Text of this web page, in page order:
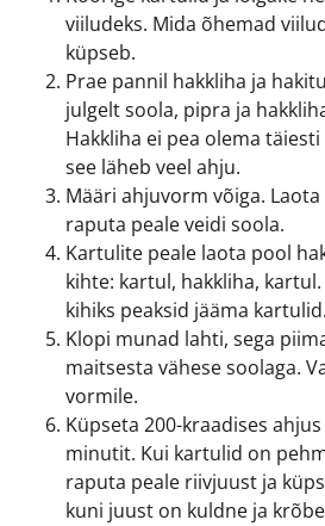
viiludeks. Mida õhemad
küpseb.
Prae pannil hakkliha ja
julgelt soola, pipra ja
Hakkliha ei pea olema
see läheb veel ahju.
Määri ahjuvorm võiga.
raputa peale veidi soola.
Kartulite peale laota pool
kihte: kartul, hakkliha,
kihiks peaksid jääma kartulid.
Klopi munad lahti, sega
maitsesta vähese soolaga.
vormile.
Küpseta 200-kraadises
minutit. Kui kartulid on
raputa peale riivjuust ja
kuni juust on kuldne ja